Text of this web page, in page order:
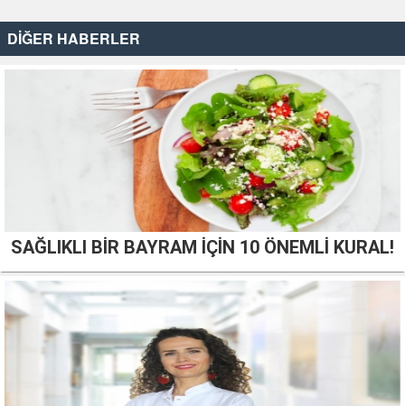
DİĞER HABERLER
SAĞLIKLI BİR BAYRAM İÇİN 10 ÖNEMLİ KURAL!